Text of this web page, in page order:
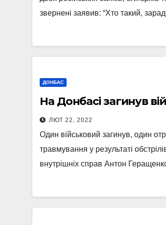
звернені заявив: “Хто такий,
ДОНБАС
На Донбасі загинув
ЛЮТ 22, 2022
Один військовий загинув, один
травмування у результаті
внутрішніх справ Антон